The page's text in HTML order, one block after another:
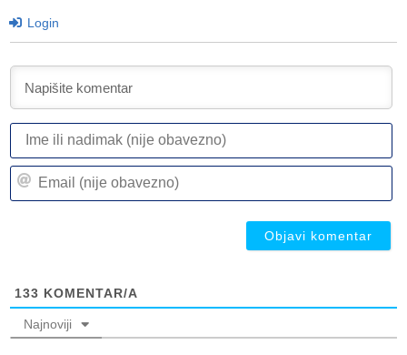
Login
133 KOMENTAR/A
Najnoviji